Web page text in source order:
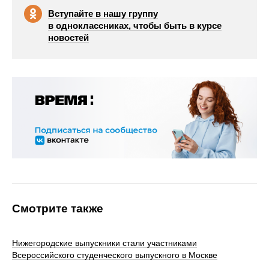
Вступайте в нашу группу
в одноклассниках, чтобы быть в курсе
новостей
Смотрите также
Нижегородские выпускники стали участниками
Всероссийского студенческого выпускного в Москве